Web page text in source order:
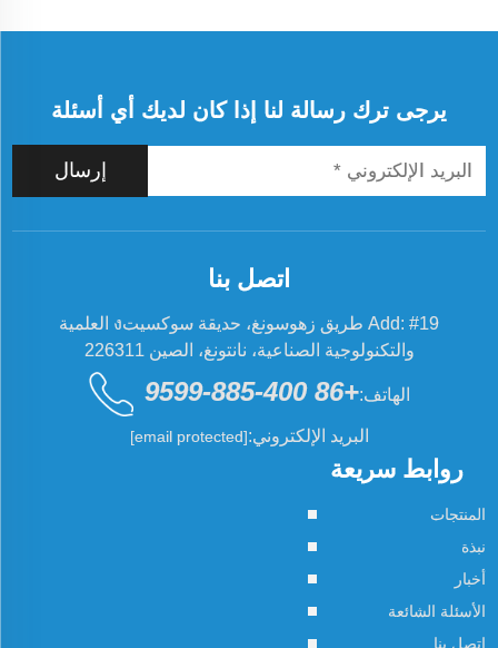
يرجى ترك رسالة لنا إذا كان لديك أي أسئلة
إرسال
روابط سريعة
المنتجات
نبذة
أخبار
الأسئلة الشائعة
اتصل بنا
اتصل بنا
Add: #19 طريق زهوسونغ، حديقة سوكسيتง العلمية
والتكنولوجية الصناعية، نانتونغ، الصين 226311
الهاتف:+86 400-885-9599
البريد الإلكتروني:[email protected]